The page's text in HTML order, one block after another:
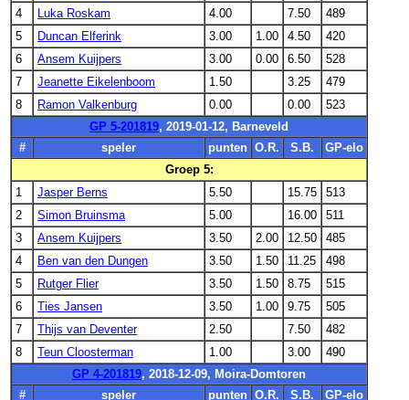
4
Luka Roskam 4.00 7.50
489
5
Duncan Elferink 3.00 1.00 4.50
420
6
Ansem Kuijpers 3.00 0.00 6.50
528
7
Jeanette Eikelenboom 1.50 3.25
479
8
Ramon Valkenburg 0.00 0.00
523
GP 5-201819, 2019-01-12, Barneveld
#
speler punten O.R. S.B.
GP-elo
Groep 5:
1
Jasper Berns 5.50 15.75
513
2
Simon Bruinsma 5.00 16.00
511
3
Ansem Kuijpers 3.50 2.00 12.50
485
4
Ben van den Dungen 3.50 1.50 11.25
498
5
Rutger Flier 3.50 1.50 8.75
515
6
Ties Jansen 3.50 1.00 9.75
505
7
Thijs van Deventer 2.50 7.50
482
8
Teun Cloosterman 1.00 3.00
490
GP 4-201819, 2018-12-09, Moira-Domtoren
#
speler punten O.R. S.B.
GP-elo